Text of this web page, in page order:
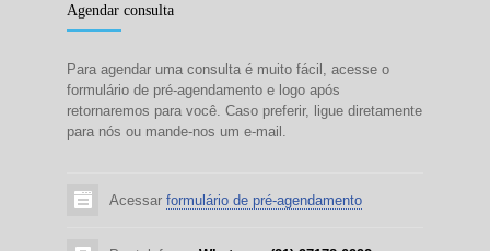
Agendar consulta
Para agendar uma consulta é muito fácil, acesse o
formulário de pré-agendamento e logo após
retornaremos para você. Caso preferir, ligue diretamente
para nós ou mande-nos um e-mail.
Acessar formulário de pré-agendamento